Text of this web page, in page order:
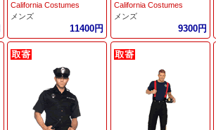
California Costumes
メンズ
11400円
California Costumes
メンズ
9300円